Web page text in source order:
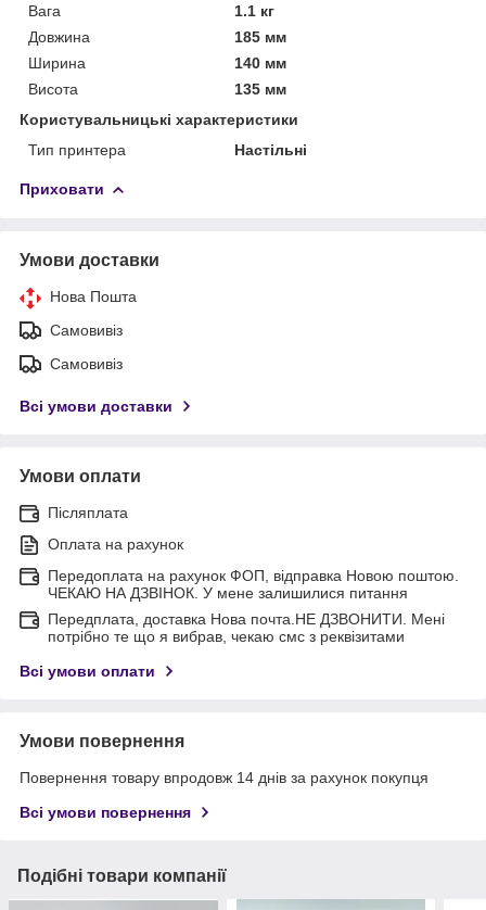
Вага
1.1 кг
Довжина
185 мм
Ширина
140 мм
Висота
135 мм
Користувальницькі характеристики
Тип принтера
Настільні
Приховати
Умови доставки
Нова Пошта
Самовивіз
Самовивіз
Всі умови доставки
Умови оплати
Післяплата
Оплата на рахунок
Передоплата на рахунок ФОП, відправка Новою поштою.
ЧЕКАЮ НА ДЗВІНОК. У мене залишилися питання
Передплата, доставка Нова почта.НЕ ДЗВОНИТИ. Мені
потрібно те що я вибрав, чекаю смс з реквізитами
Всі умови оплати
Умови повернення
Повернення товару впродовж 14 днів за рахунок покупця
Всі умови повернення
Подібні товари компанії